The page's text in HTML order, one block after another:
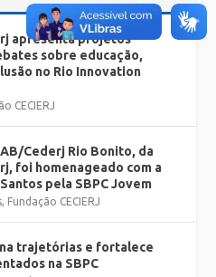
apresenta projetos
sobre educação,
no Rio Innovation
CECIERJ
Cederj Rio Bonito, da
foi homenageado com a
pela SBPC Jovem
, Fundação CECIERJ
trajetórias e fortalece
na SBPC